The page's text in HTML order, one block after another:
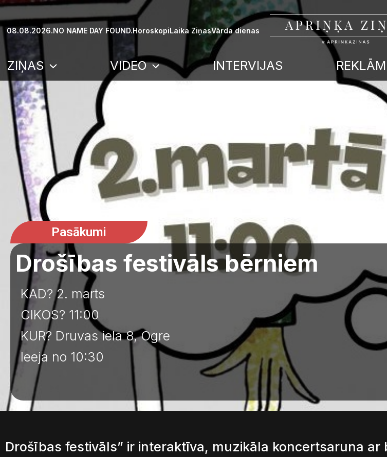
Skip
to
content
08.08.2026.NO NAME DAY FOUND.HoroskopiLaika ZiņasVārda dienas
ZIŅAS VIDEO INTERVIJAS
Pasākumi
Drošības festivāls bērniem
KAD? 2. marts
CIKOS? 11:00
KUR? Druvas iela 8, Ogre
Ieeja no 10:30
Drošības festivāls” ir interaktīva, muzikāla koncertsaruna ar